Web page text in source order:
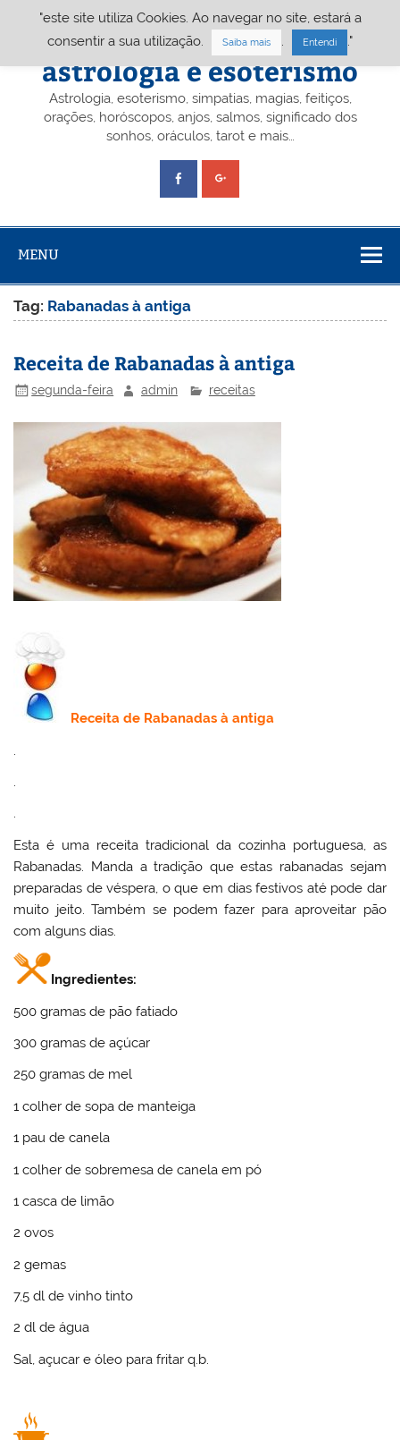
Portal A&E – Portal
astrologia e esoterismo
Astrologia, esoterismo, simpatias, magias, feitiços,
orações, horóscopos, anjos, salmos, significado dos
sonhos, oráculos, tarot e mais…
MENU
Tag: Rabanadas à antiga
Receita de Rabanadas à antiga
segunda-feira admin receitas
Receitade Rabanadas à antiga
.
.
Esta é uma receita tradicional da cozinha portuguesa, as
Rabanadas. Manda a tradição que estas rabanadas sejam
preparadas de véspera, o que em dias festivos até pode dar
muito jeito. Também se podem fazer para aproveitar pão
com alguns dias.
Ingredientes:
500 gramas de pão fatiado
300 gramas de açúcar
250 gramas de mel
1 colher de sopa de manteiga
1 pau de canela
1 colher de sobremesa de canela em pó
1 casca de limão
2 ovos
2 gemas
7,5 dl de vinho tinto
2 dl de água
Sal, açucar e óleo para fritar q.b.
"este site utiliza Cookies. Ao navegar no site, estará a
consentir a sua utilização.
Saiba mais Entendi ."